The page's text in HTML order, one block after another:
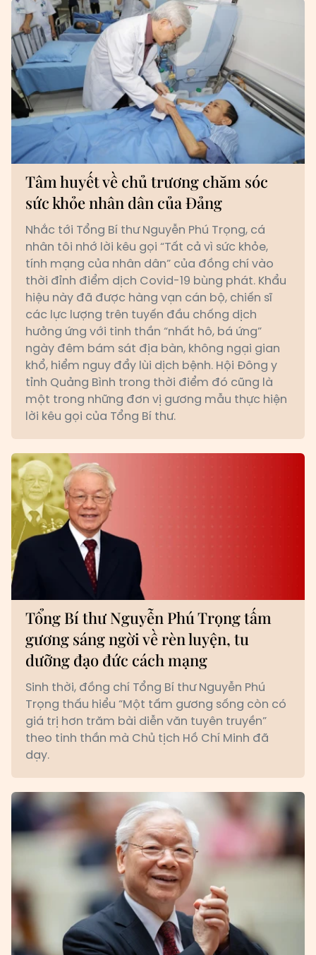
Tâm huyết về chủ trương chăm sóc
sức khỏe nhân dân của Đảng
Nhắc tới Tổng Bí thư Nguyễn Phú Trọng, cá
nhân tôi nhớ lời kêu gọi “Tất cả vì sức khỏe,
tính mạng của nhân dân” của đồng chí vào
thời đỉnh điểm dịch Covid-19 bùng phát. Khẩu
hiệu này đã được hàng vạn cán bộ, chiến sĩ
các lực lượng trên tuyến đầu chống dịch
hưởng ứng với tinh thần “nhất hô, bá ứng”
ngày đêm bám sát địa bàn, không ngại gian
khổ, hiểm nguy đẩy lùi dịch bệnh. Hội Đông y
tỉnh Quảng Bình trong thời điểm đó cũng là
một trong những đơn vị gương mẫu thực hiện
lời kêu gọi của Tổng Bí thư.
Tổng Bí thư Nguyễn Phú Trọng tấm
gương sáng ngời về rèn luyện, tu
dưỡng đạo đức cách mạng
Sinh thời, đồng chí Tổng Bí thư Nguyễn Phú
Trọng thấu hiểu “Một tấm gương sống còn có
giá trị hơn trăm bài diễn văn tuyên truyền”
theo tinh thần mà Chủ tịch Hồ Chí Minh đã
dạy.